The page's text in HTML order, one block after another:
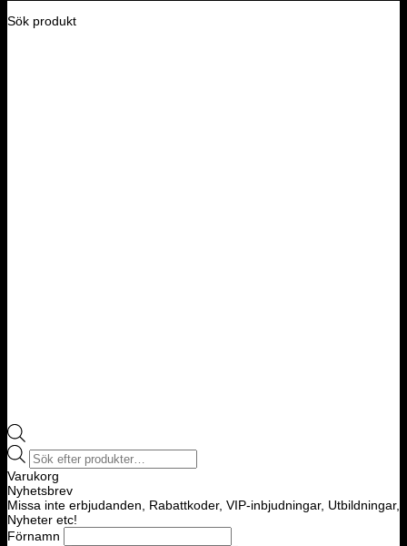
Sök produkt
Products
search
Varukorg
Nyhetsbrev
Missa inte erbjudanden, Rabattkoder, VIP-inbjudningar, Utbildningar,
Nyheter etc!
Förnamn